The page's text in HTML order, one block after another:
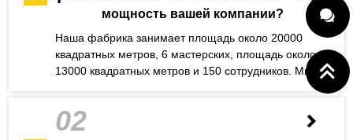
мощность вашей компании?
Наша фабрика занимает площадь около 20000
квадратных метров, 6 мастерских, площадь около
13000 квадратных метров и 150 сотрудников. Мы
мощности. Возможно у вас есть вопрос
02